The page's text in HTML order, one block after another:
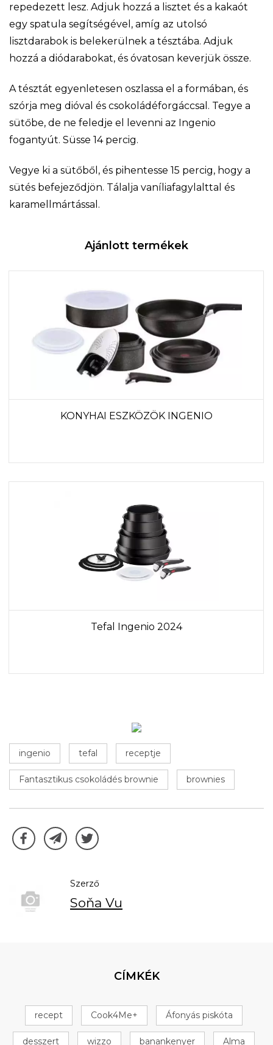
repedezett lesz. Adjuk hozzá a lisztet és a kakaót
egy spatula segítségével, amíg az utolsó
lisztdarabok is belekerülnek a tésztába. Adjuk
hozzá a diódarabokat, és óvatosan keverjük össze.
A tésztát egyenletesen oszlassa el a formában, és
szórja meg dióval és csokoládéforgáccsal. Tegye a
sütőbe, de ne feledje el levenni az Ingenio
fogantyút. Süsse 14 percig.
Vegye ki a sütőből, és pihentesse 15 percig, hogy a
sütés befejeződjön. Tálalja vaníliafagylalttal és
karamellmártással.
Ajánlott termékek
KONYHAI ESZKÖZÖK INGENIO
Tefal Ingenio 2024
ingenio tefal receptje
Fantasztikus csokoládés brownie brownies
Szerző
Soňa Vu
CÍMKÉK
recept Cook4Me+ Áfonyás piskóta
desszert wizzo banankenyer Alma